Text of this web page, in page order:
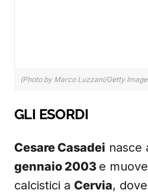
(Photo by Marco Luzzani/Getty
GLI ESORDI
Cesare Casadei nasce
gennaio 2003 e
calcistici a Cervia,